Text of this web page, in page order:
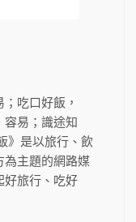
吃口好飯，
容易；識途知
》是以旅行、飲
為主題的網路媒
好旅行、吃好